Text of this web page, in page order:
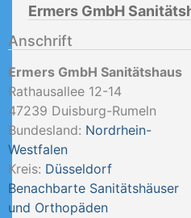
Ermers GmbH
Anschrift
Ermers GmbH Sanitätshaus
Rathausallee 12-14
47239 Duisburg-Rumeln
Bundesland: Nordrhein-
Westfalen
Kreis: Düsseldorf
Benachbarte Sanitätshäuser
und Orthopäden